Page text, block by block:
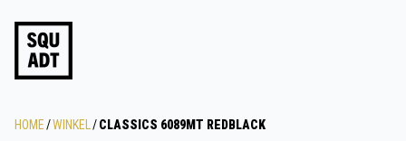
HOME/WINKEL /CLASSICS 6089MT REDBLACK